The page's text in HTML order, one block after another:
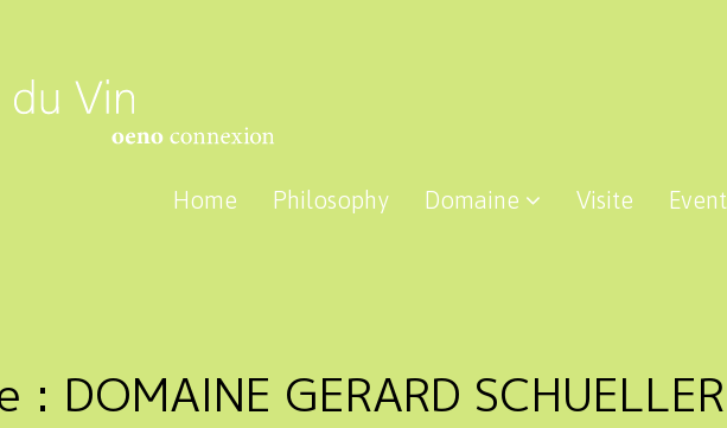
Home Philosophy Domaine Visite Event
: DOMAINE GERARD SCHUELLER